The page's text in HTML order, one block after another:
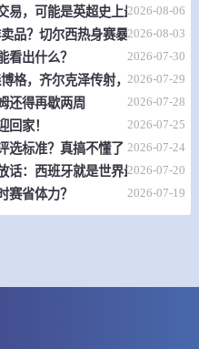
0 广播APR
即将开始
0 立陶宛女篮U18
易，可能是英超史上最炸裂的转
2026-08-06
品？切尔西热身赛暴露不少问题
2026-08-03
看出什么？ 2026-07-30
格，齐尔克泽传射，19岁小将惊
2026-07-29
还得再歇两周 2026-07-28
回家！ 2026-07-25
选标准？真搞不懂了 2026-07-24
话：西班牙就是世界最强2026-07-20
赛省体力？ 2026-07-19